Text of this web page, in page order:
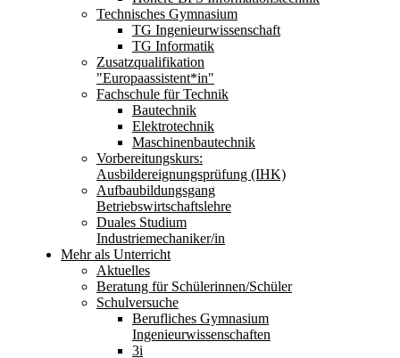
Technisches Gymnasium
TG Ingenieurwissenschaft
TG Informatik
Zusatzqualifikation
"Europaassistent*in"
Fachschule für Technik
Bautechnik
Elektrotechnik
Maschinenbautechnik
Vorbereitungskurs:
Ausbildereignungsprüfung (IHK)
Aufbaubildungsgang
Betriebswirtschaftslehre
Duales Studium
Industriemechaniker/in
Mehr als Unterricht
Aktuelles
Beratung für Schülerinnen/Schüler
Schulversuche
Berufliches Gymnasium
Ingenieurwissenschaften
3i